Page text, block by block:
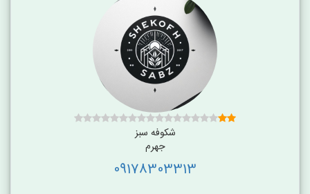
شکوفه سبز
جهرم
09178303313